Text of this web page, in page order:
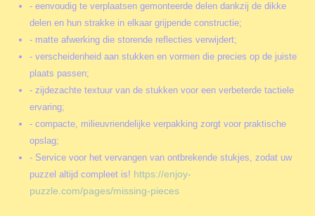
- eenvoudig te verplaatsen gemonteerde delen dankzij de dikke
delen en hun strakke in elkaar grijpende constructie;
- matte afwerking die storende reflecties verwijdert;
- verscheidenheid aan stukken en vormen die precies op de juiste
plaats passen;
- zijdezachte textuur van de stukken voor een verbeterde tactiele
ervaring;
- compacte, milieuvriendelijke verpakking zorgt voor praktische
opslag;
- Service voor het vervangen van ontbrekende stukjes, zodat uw
puzzel altijd compleet is! https://enjoy-
puzzle.com/pages/missing-pieces